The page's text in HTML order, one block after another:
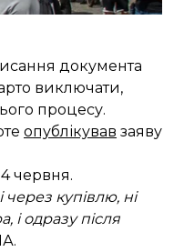
документа
виключати,
процесу.
опублікував заяву
червня.
купівлю, ні
і одразу після